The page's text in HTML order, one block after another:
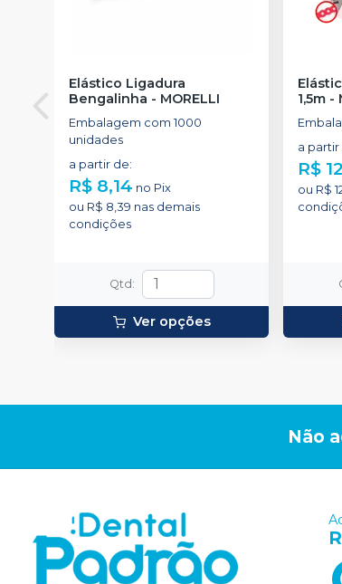
Elástico Ligadura
Bengalinha - MORELLI
Embalagem com 1000
unidades
a partir de:
R$ 8,14 no Pix
ou R$ 8,39 nas demais
condições
Qtd :
Ver opções
1,5m -
a partir
R$
ou R$
Não